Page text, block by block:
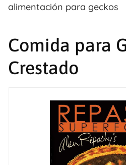
alimentación para geckos
Comida para
Crestado